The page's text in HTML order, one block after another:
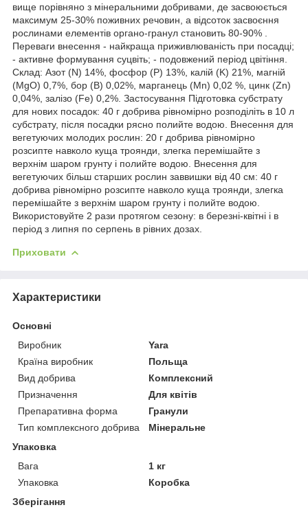
вище порівняно з мінеральними добривами, де засвоюється
максимум 25-30% поживних речовин, а відсоток засвоєння
рослинами елементів органо-гранул становить 80-90% .
Переваги внесення - найкраща приживлюваність при посадці;
- активне формування суцвіть; - подовжений період цвітіння.
Склад: Азот (N) 14%, фосфор (P) 13%, калій (K) 21%, магній
(MgO) 0,7%, бор (B) 0,02%, марганець (Mn) 0,02 %, цинк (Zn)
0,04%, залізо (Fe) 0,2%. Застосування Підготовка субстрату
для нових посадок: 40 г добрива рівномірно розподіліть в 10 л
субстрату, після посадки рясно полийте водою. Внесення для
вегетуючих молодих рослин: 20 г добрива рівномірно
розсипте навколо куща троянди, злегка перемішайте з
верхнім шаром грунту і полийте водою. Внесення для
вегетуючих більш старших рослин заввишки від 40 см: 40 г
добрива рівномірно розсипте навколо куща троянди, злегка
перемішайте з верхнім шаром грунту і полийте водою.
Використовуйте 2 рази протягом сезону: в березні-квітні і в
період з липня по серпень в рівних дозах.
Приховати
Характеристики
Основні
Виробник
Yara
Країна виробник
Польща
Вид добрива
Комплексний
Призначення
Для квітів
Препаративна форма
Гранули
Тип комплексного добрива
Мінеральне
Упаковка
Вага
1 кг
Упаковка
Коробка
Зберігання